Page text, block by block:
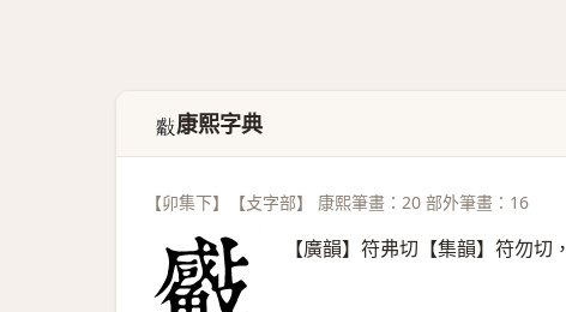
𣀣 康熙字典
【卯集下】【攴字部】 康熙筆畫：20 部外筆畫：16
【廣韻】符弗切【集韻】符勿切，